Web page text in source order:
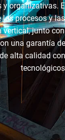
y organizativas.
los procesos y
vertical, junto
una garantía
alta calidad